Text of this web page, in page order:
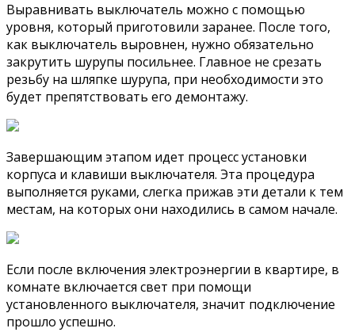
Выравнивать выключатель можно с помощью
уровня, который приготовили заранее. После того,
как выключатель выровнен, нужно обязательно
закрутить шурупы посильнее. Главное не срезать
резьбу на шляпке шурупа, при необходимости это
будет препятствовать его демонтажу.
Завершающим этапом идет процесс установки
корпуса и клавиши выключателя. Эта процедура
выполняется руками, слегка прижав эти детали к тем
местам, на которых они находились в самом начале.
Если после включения электроэнергии в квартире, в
комнате включается свет при помощи
установленного выключателя, значит подключение
прошло успешно.